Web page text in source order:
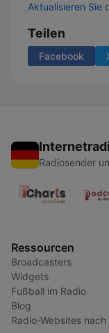
Aktualisieren Sie
Teilen
Facebook
Radiosender
Ressourcen
Broadcasters
Widgets
Fußball im Radio
Blog
Radio-Websites nach